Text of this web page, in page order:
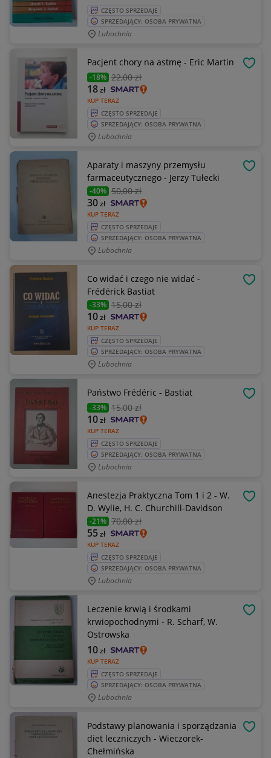
CZĘSTO SPRZEDAJE
SPRZEDAJĄCY: OSOBA PRYWATNA
Lubochnia
Pacjent chory na astmę - Eric Martin
-18% 22,00 zł
KUP TERAZ
18zł
CZĘSTO SPRZEDAJE
SPRZEDAJĄCY: OSOBA PRYWATNA
Lubochnia
Aparaty i maszyny przemysłu
farmaceutycznego - Jerzy Tułecki
-40% 50,00 zł
KUP TERAZ
30zł
CZĘSTO SPRZEDAJE
SPRZEDAJĄCY: OSOBA PRYWATNA
Lubochnia
Co widać i czego nie widać -
Frédérick Bastiat
-33% 15,00 zł
KUP TERAZ
10zł
CZĘSTO SPRZEDAJE
SPRZEDAJĄCY: OSOBA PRYWATNA
Lubochnia
Państwo Frédéric - Bastiat
-33% 15,00 zł
KUP TERAZ
10zł
CZĘSTO SPRZEDAJE
SPRZEDAJĄCY: OSOBA PRYWATNA
Lubochnia
Anestezja Praktyczna Tom 1 i 2 - W.
D. Wylie, H. C. Churchill-Davidson
-21% 70,00 zł
KUP TERAZ
55zł
CZĘSTO SPRZEDAJE
SPRZEDAJĄCY: OSOBA PRYWATNA
Lubochnia
Leczenie krwią i środkami
krwiopochodnymi - R. Scharf, W.
Ostrowska
KUP TERAZ
10zł
CZĘSTO SPRZEDAJE
SPRZEDAJĄCY: OSOBA PRYWATNA
Lubochnia
Podstawy planowania i sporządzania
diet leczniczych - Wieczorek-
Chełmińska